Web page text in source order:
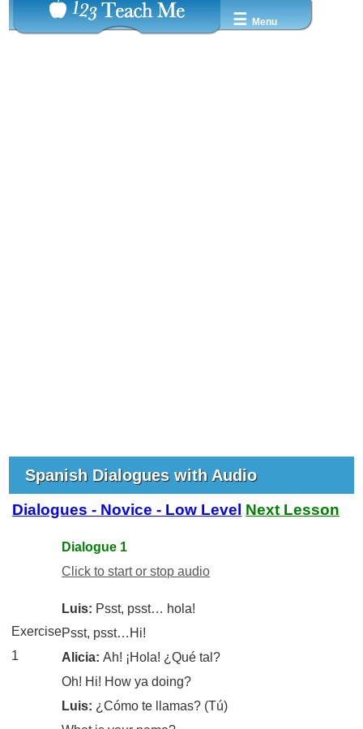
☰ Menu
Spanish Dialogues with Audio
Dialogues - Novice - Low Level Next Lesson
Exercise
1
Dialogue 1
Click to start or stop audio
Luis: Psst, psst… hola!
Psst, psst…Hi!
Alicia:Ah! ¡Hola! ¿Qué tal?
Oh! Hi! How ya doing?
Luis: ¿Cómo te llamas? (Tú)